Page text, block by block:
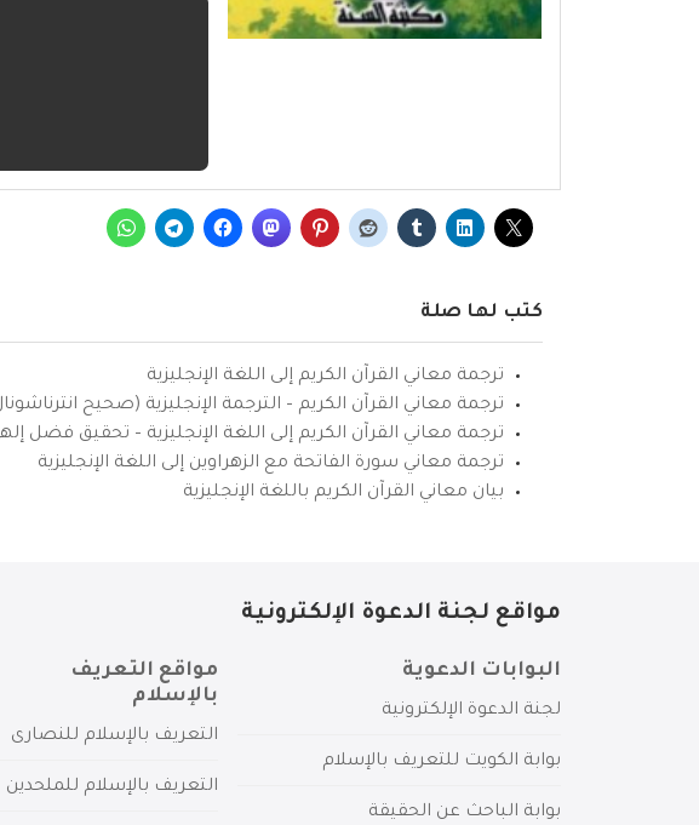
كتب لها صلة
ترجمة معاني القرآن الكريم إلى اللغة الإنجليزية
ترجمة معاني القرآن الكريم – الترجمة الإنجليزية (صحيح
ترجمة معاني القرآن الكريم إلى اللغة الإنجليزية – تحقيق فضل
ترجمة معاني سورة الفاتحة مع الزهراوين إلى اللغة الإنجليزية
بيان معاني القرآن الكريم باللغة الإنجليزية
مواقع لجنة الدعوة الإلكترونية
البوابات الدعوية
لجنة الدعوة الإلكترونية
بوابة الكويت للتعريف بالإسلام
بوابة الباحث عن الحقيقة
مواقع التعريف
بالإسلام
التعريف بالإسلام للنصارى
التعريف بالإسلام للملحدين